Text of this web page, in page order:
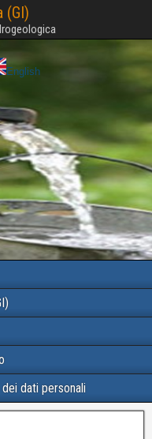
(GI)
English
dati personali